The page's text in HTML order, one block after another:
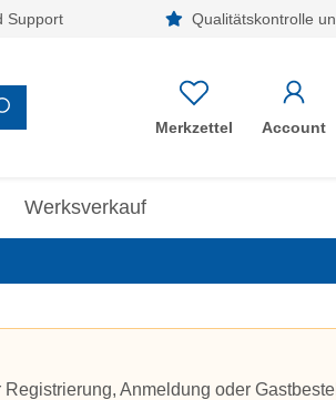
Support Qualitätskontrolle
Merkzettel Account
Werksverkauf
Anmeldung oder